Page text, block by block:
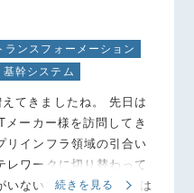
ンスフォーメーション
基幹システム
てきましたね。 先日は
ーカー様を訪問してき
リインフラ領域の引合い
レワークに切り替わって
いない状態です。 写真は
続きを見る